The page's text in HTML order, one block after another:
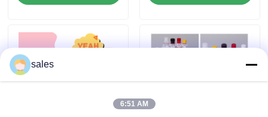
Cas
VR Show
Tests Laboratory
Linked
Test Kit
sales
6:51 AM